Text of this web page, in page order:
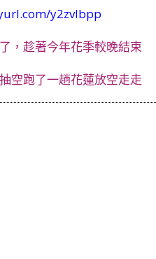
y2zvlbpp
，趁著今年花季較晚結束
空跑了一趟花蓮放空走走